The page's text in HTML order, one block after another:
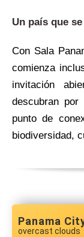
Un país que
Con Sala
comienza
invitación
descubran
punto de
biodiversidad,
Panama
overcast clouds